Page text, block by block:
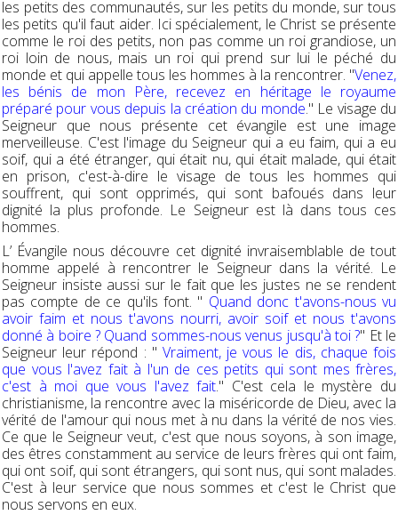
les petits des communautés, sur les petits du monde, sur tous
les petits qu'il faut aider. Ici spécialement, le Christ se présente
comme le roi des petits, non pas comme un roi grandiose, un
roi loin de nous, mais un roi qui prend sur lui le péché du
monde et qui appelle tous les hommes à la rencontrer. "Venez,
les bénis de mon Père, recevez en héritage le royaume
préparé pour vous depuis la création du monde." Le visage du
Seigneur que nous présente cet évangile est une image
merveilleuse. C'est l'image du Seigneur qui a eu faim, qui a eu
soif, qui a été étranger, qui était nu, qui était malade, qui était
en prison, c'est-à-dire le visage de tous les hommes qui
souffrent, qui sont opprimés, qui sont bafoués dans leur
dignité la plus profonde. Le Seigneur est là dans tous ces
hommes.
L’ Évangile nous découvre cet dignité invraisemblable de tout
homme appelé à rencontrer le Seigneur dans la vérité. Le
Seigneur insiste aussi sur le fait que les justes ne se rendent
pas compte de ce qu'ils font. " Quand donc t'avons-nous vu
avoir faim et nous t'avons nourri, avoir soif et nous t'avons
donné à boire ? Quand sommes-nous venus jusqu'à toi ?" Et le
Seigneur leur répond : " Vraiment, je vous le dis, chaque fois
que vous l'avez fait à l'un de ces petits qui sont mes frères,
c'est à moi que vous l'avez fait." C'est cela le mystère du
christianisme, la rencontre avec la miséricorde de Dieu, avec la
vérité de l'amour qui nous met à nu dans la vérité de nos vies.
Ce que le Seigneur veut, c'est que nous soyons, à son image,
des êtres constamment au service de leurs frères qui ont faim,
qui ont soif, qui sont étrangers, qui sont nus, qui sont malades.
C'est à leur service que nous sommes et c'est le Christ que
nous servons en eux.